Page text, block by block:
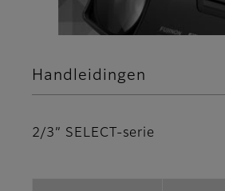
Handleidingen
2/3” SELECT-serie